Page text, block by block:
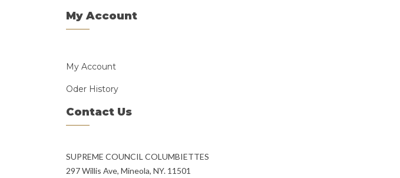
My Account
My Account
Oder History
Contact Us
SUPREME COUNCIL COLUMBIETTES
297 Willis Ave, Mineola, NY. 11501